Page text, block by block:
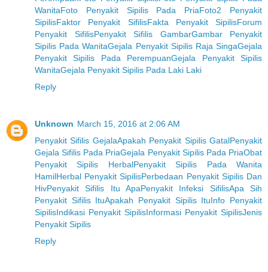
WanitaFoto Penyakit Sipilis Pada PriaFoto2 Penyakit
SipilisFaktor Penyakit SifilisFakta Penyakit SipilisForum
Penyakit SifilisPenyakit Sifilis GambarGambar Penyakit
Sipilis Pada WanitaGejala Penyakit Sipilis Raja SingaGejala
Penyakit Sipilis Pada PerempuanGejala Penyakit Sipilis
WanitaGejala Penyakit Sipilis Pada Laki Laki
Reply
Unknown March 15, 2016 at 2:06 AM
Penyakit Sifilis GejalaApakah Penyakit Sipilis GatalPenyakit
Gejala Sifilis Pada PriaGejala Penyakit Sipilis Pada PriaObat
Penyakit Sipilis HerbalPenyakit Sipilis Pada Wanita
HamilHerbal Penyakit SipilisPerbedaan Penyakit Sipilis Dan
HivPenyakit Sifilis Itu ApaPenyakit Infeksi SifilisApa Sih
Penyakit Sifilis ItuApakah Penyakit Sipilis ItuInfo Penyakit
SipilisIndikasi Penyakit SipilisInformasi Penyakit SipilisJenis
Penyakit Sipilis
Reply